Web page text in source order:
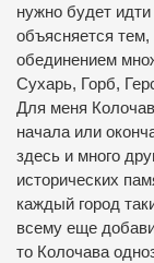
нужно будет
объясняется
обединением
Сухарь, Горб,
Для меня
начала или
здесь и много
исторических
каждый город
всему еще
то Колочава